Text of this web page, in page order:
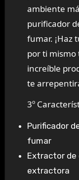
ambiente
purificador
fumar. ¡Haz
por ti mismo
increíble
te
3º
Purificador
fumar
Extractor de
extractora